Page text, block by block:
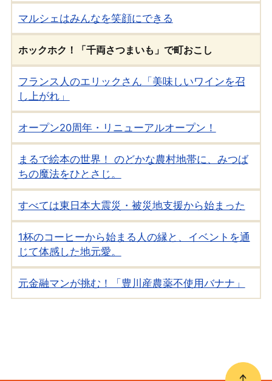
マルシェはみんなを笑顔にできる
ホックホク！「千両さつまいも」で町おこし
フランス人のエリックさん「美味しいワインを召
し上がれ」
オープン20周年・リニューアルオープン！
まるで絵本の世界！ のどかな農村地帯に、みつば
ちの魔法をひとさじ。
すべては東日本大震災・被災地支援から始まった
1杯のコーヒーから始まる人の縁と、イベントを通
じて体感した地元愛。
元金融マンが挑む！「豊川産農薬不使用バナナ」